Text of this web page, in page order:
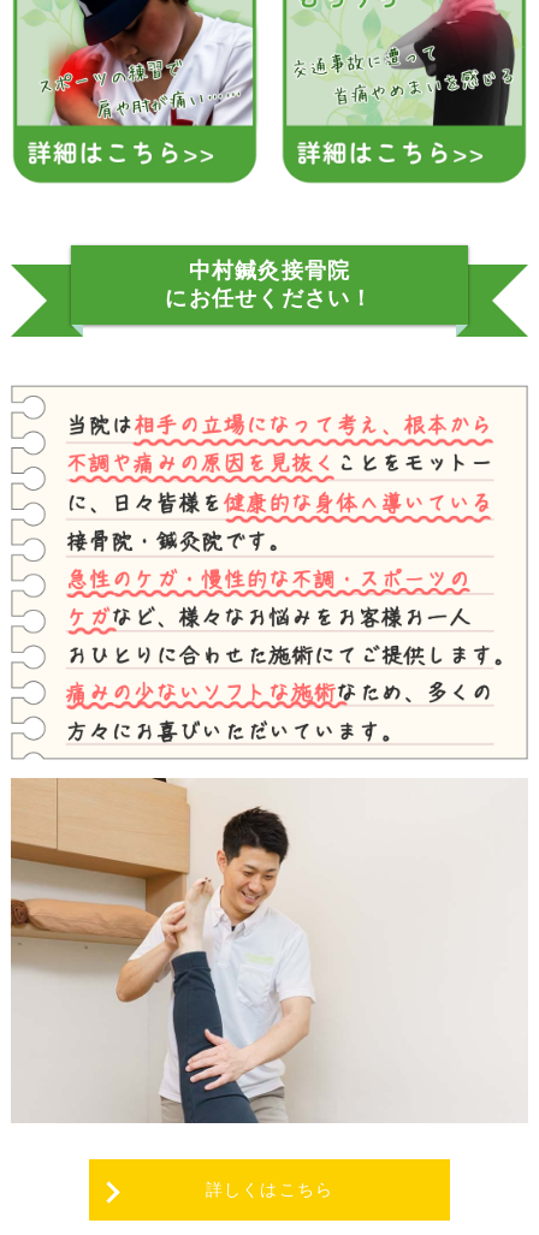
中村鍼灸接骨院
にお任せください！
詳しくはこちら